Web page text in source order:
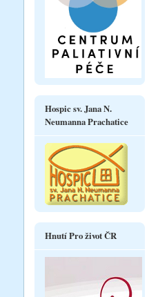
Hospic sv. Jana N.
Neumanna Prachatice
Hnutí Pro život ČR